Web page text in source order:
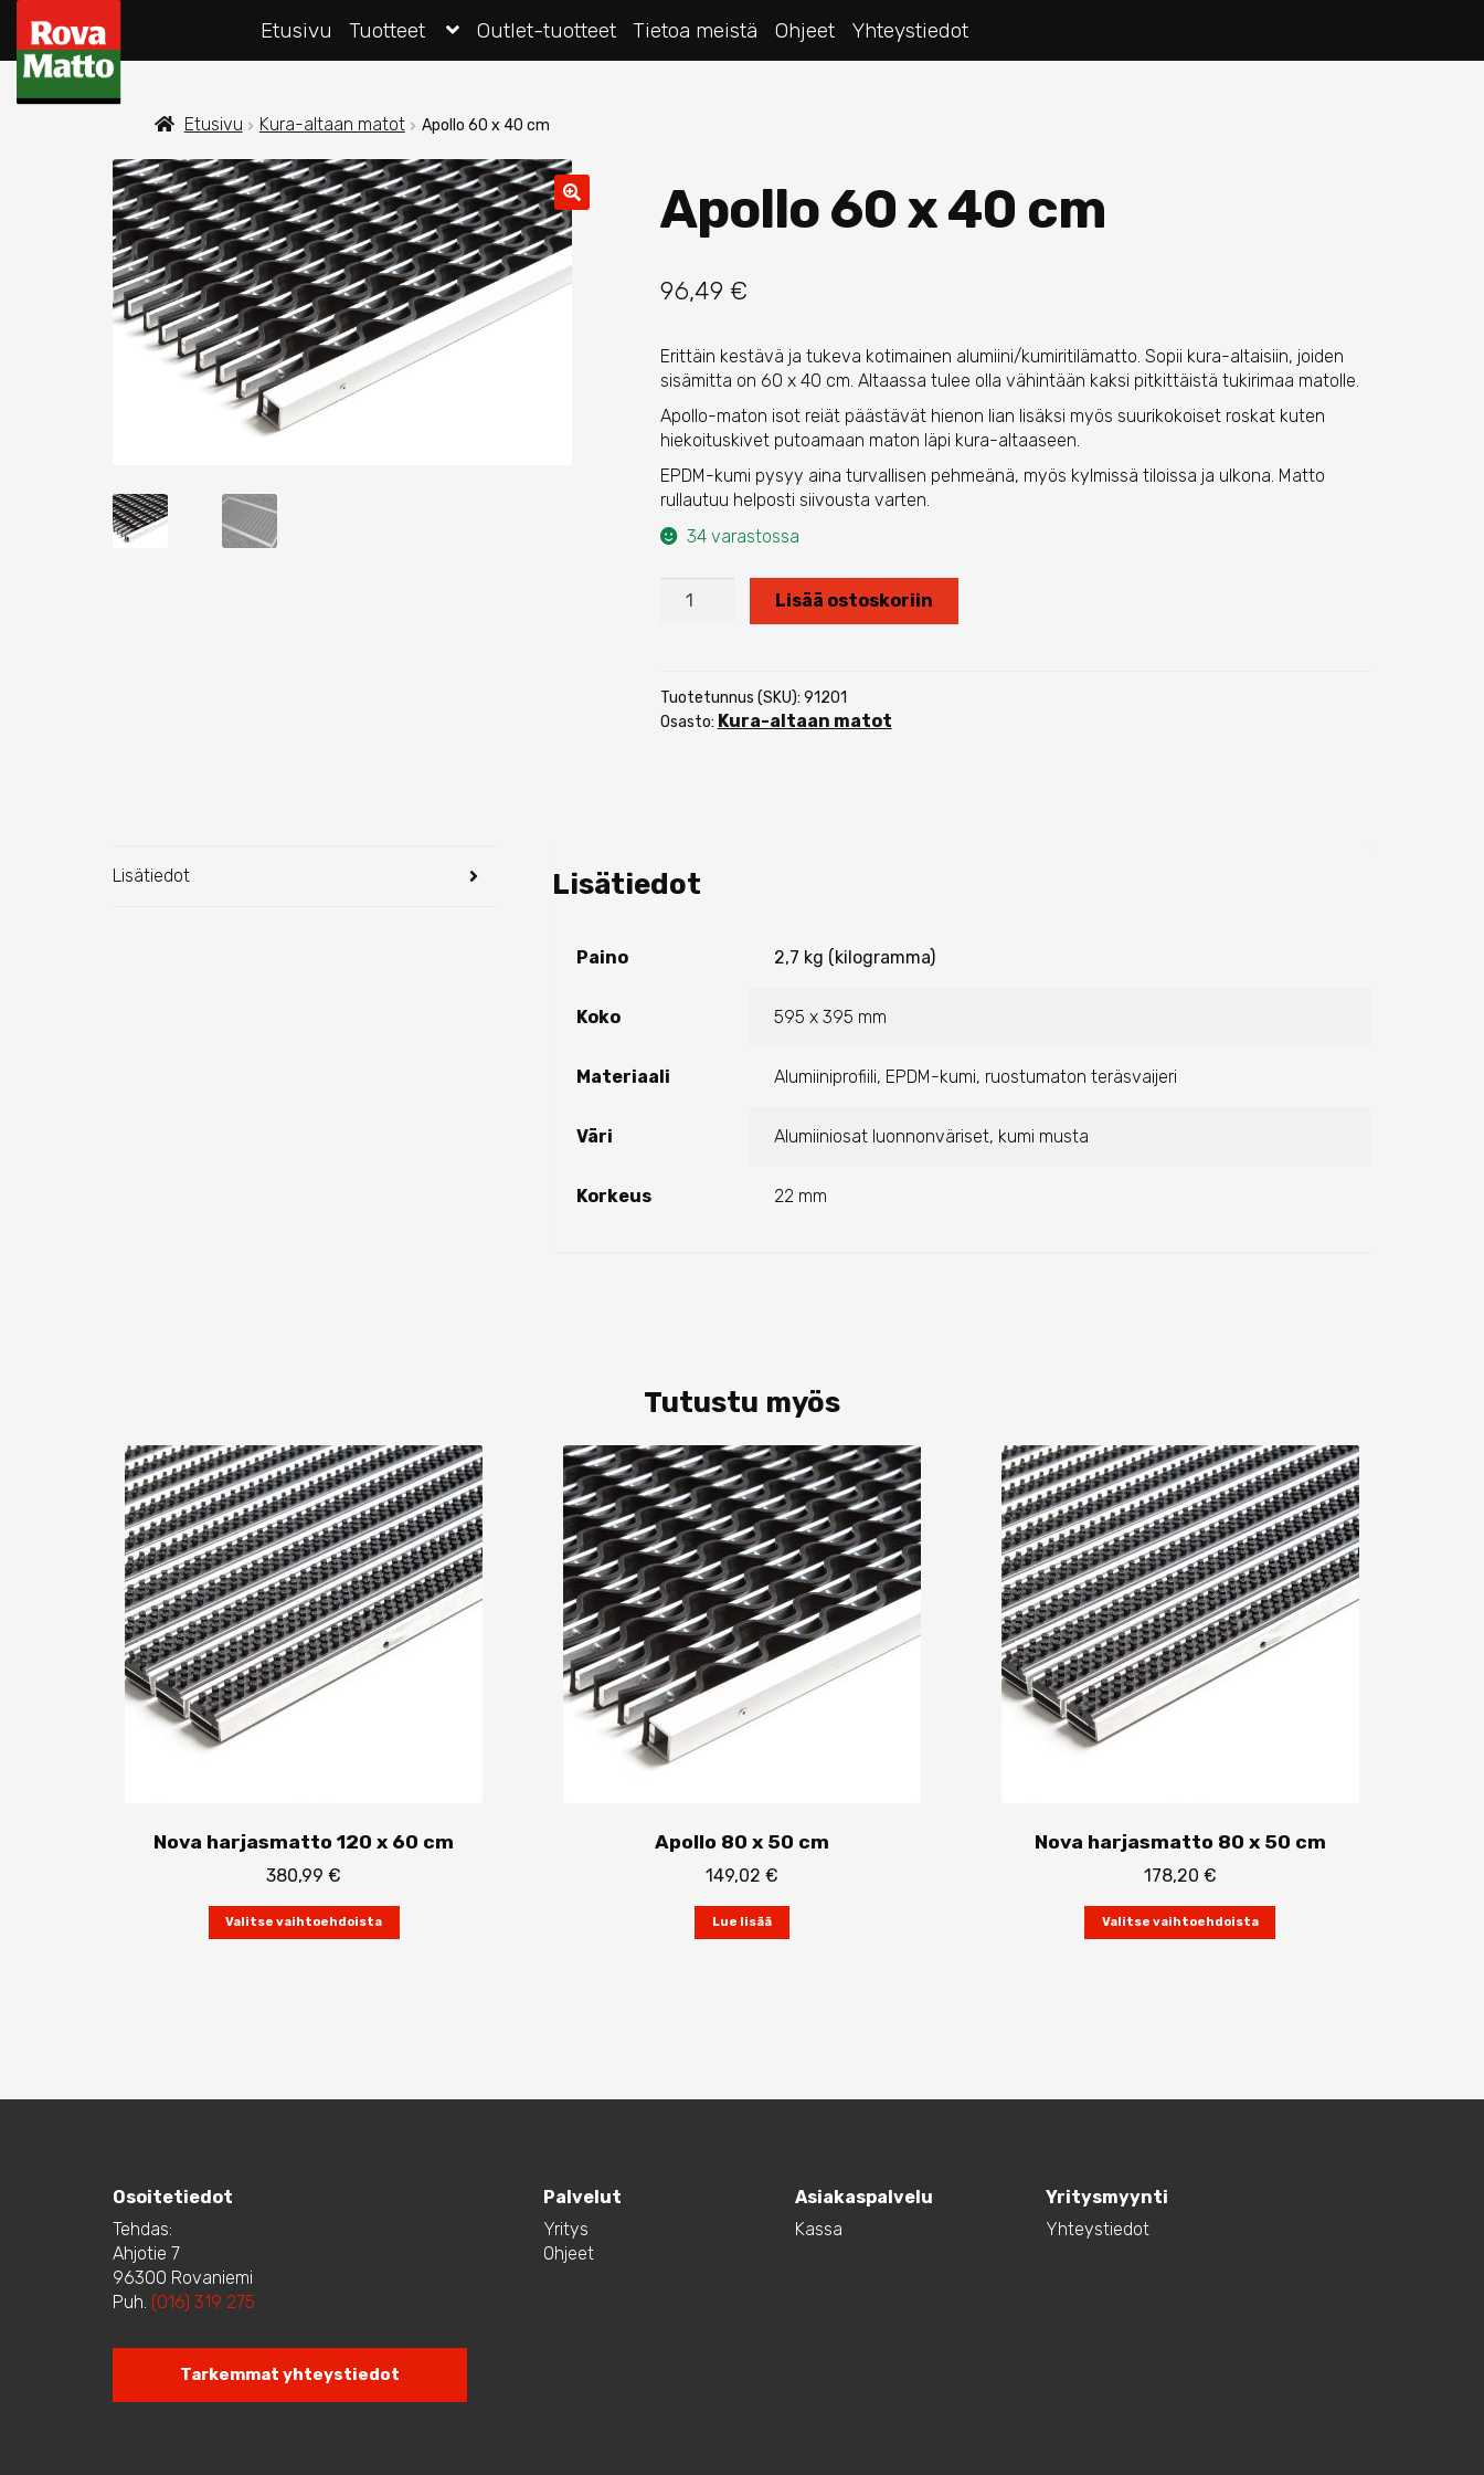
Etusivu Tuotteet Outlet-tuotteet Tietoa meistä Ohjeet Yhteystiedot
Etusivu Kura-altaan matot Apollo 60 x 40 cm
Apollo 60 x 40 cm
96,49 €
Erittäin kestävä ja tukeva kotimainen alumiini/kumiritilämatto. Sopii kura-altaisiin, joiden
sisämitta on 60 x 40 cm. Altaassa tulee olla vähintään kaksi pitkittäistä tukirimaa matolle.
Apollo-maton isot reiät päästävät hienon lian lisäksi myös suurikokoiset roskat kuten
hiekoituskivet putoamaan maton läpi kura-altaaseen.
EPDM-kumi pysyy aina turvallisen pehmeänä, myös kylmissä tiloissa ja ulkona. Matto
rullautuu helposti siivousta varten.
34 varastossa
Apollo
cm
määrä
Lisää ostoskoriin
Tuotetunnus (SKU): 91201
Osasto: Kura-altaan matot
Lisätiedot Lisätiedot
Paino 2,7 kg (kilogramma)
Koko 595 x 395 mm
Materiaali Alumiiniprofiili, EPDM-kumi, ruostumaton teräsvaijeri
Väri Alumiiniosat luonnonväriset, kumi musta
Korkeus 22 mm
Tutustu myös
Nova harjasmatto 120 x 60 cm
380,99€
Valitse vaihtoehdoista
tuotteella
Apollo 80 x 50 cm
149,02 €
Lue lisää
Nova harjasmatto 80 x 50 cm
178,20 €
Valitse vaihtoehdoista
tuotteella
Osoitetiedot
Tehdas:
Ahjotie 7
96300 Rovaniemi
Puh. (016) 319 275
Tarkemmat yhteystiedot
Palvelut
Yritys
Ohjeet
Asiakaspalvelu
Kassa
Yritysmyynti
Yhteystiedot